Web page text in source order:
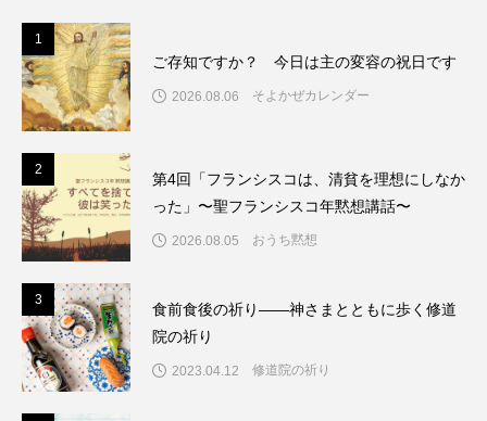
1
ご存知ですか？ 今日は主の変容の祝日です
2026.08.06 そよかぜカレンダー
2
第4回「フランシスコは、清貧を理想にしなか
った」〜聖フランシスコ年黙想講話〜
2026.08.05 おうち黙想
3
食前食後の祈り――神さまとともに歩く修道
院の祈り
2023.04.12 修道院の祈り